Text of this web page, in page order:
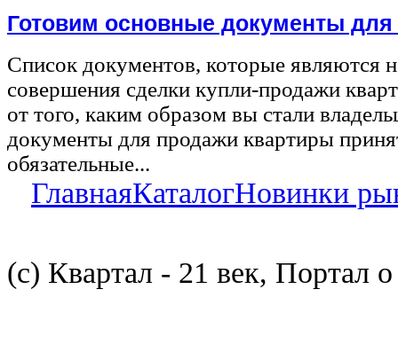
Готовим основные документы
Список документов, которые являются
совершения сделки купли-продажи
от того, каким образом вы стали
документы для продажи квартиры
обязательные...
ГлавнаяКаталогНовинки
(с) Квартал - 21 век, Портал